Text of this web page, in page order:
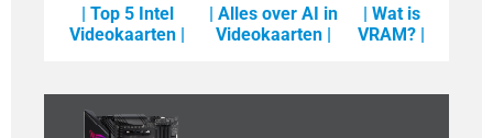
| Top 5 Intel
Videokaarten |
| Alles over AI in
Videokaarten |
| Wat is
VRAM? |